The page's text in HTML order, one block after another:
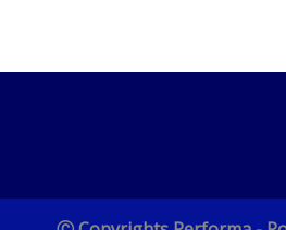
Receptores Inalámbricos
Todos